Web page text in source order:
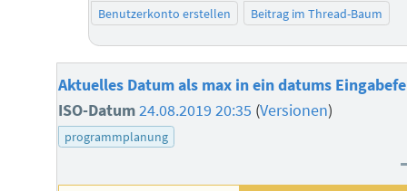
Benutzerkonto erstellen
Beitrag im Thread-Baum
Aktuelles Datum als max in ein datums
ISO-Datum24.08.2019 20:35 (Versionen)
programmplanung